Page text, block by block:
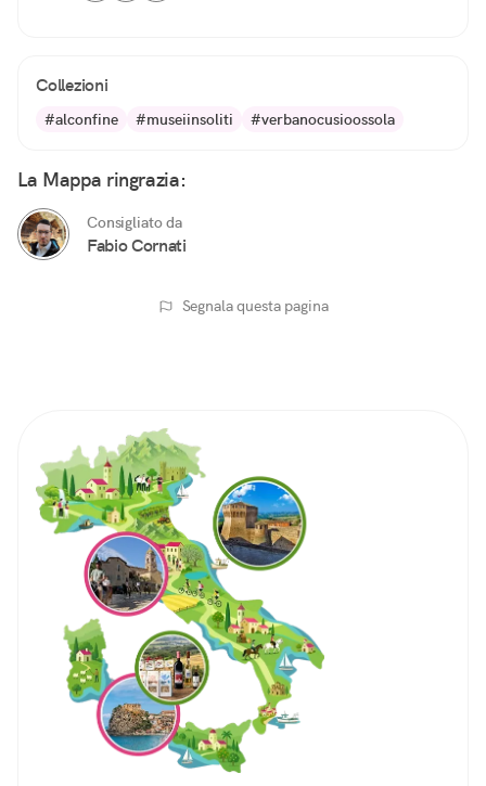
Collezioni
#alconfine #museiinsoliti #verbanocusioossola
La Mappa ringrazia:
Consigliato da
Fabio Cornati
Segnala questa pagina